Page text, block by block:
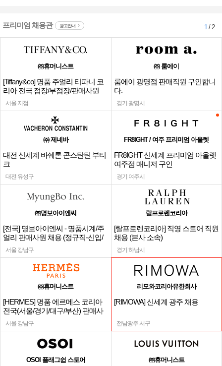
프리미엄 채용관 광고안내 1/ 2
㈜휴머니스트
[Tiffany&co] 명품 주얼리 티파니 코
리아 전국 점장/부점장/판매사원
서울 지점
㈜ 룸에이
룸에이 광명점 판매직원 구인합니
다.
경기 광명시
㈜ 제네바
대전 신세계 바쉐론 콘스탄틴 부티
크
대전 유성구
FR8IGHT / 여주 프리미엄 아울렛
FR8IGHT 신세계 프리미엄 아울렛
여주점 매니저 구인
경기 여주시
㈜명보아이엔씨
[전국] 명보아이엔씨 - 명품시계/주
얼리 판매사원 채용 (정규직-신입/
경력)
서울 강남구
랄프로렌코리아
[랄프로렌코리아] 직영 스토어 직원
채용 (본사 소속)
경기 하남시
㈜휴머니스트
[HERMES] 명품 에르메스 코리아
전국(서울/경기/대구/부산) 판매사
원
서울 강남구
리모와코리아유한회사
[RIMOWA] 신세계 광주 채용
전남광주 서구
OSOI 플래그쉽 스토어 ㈜휴머니스트